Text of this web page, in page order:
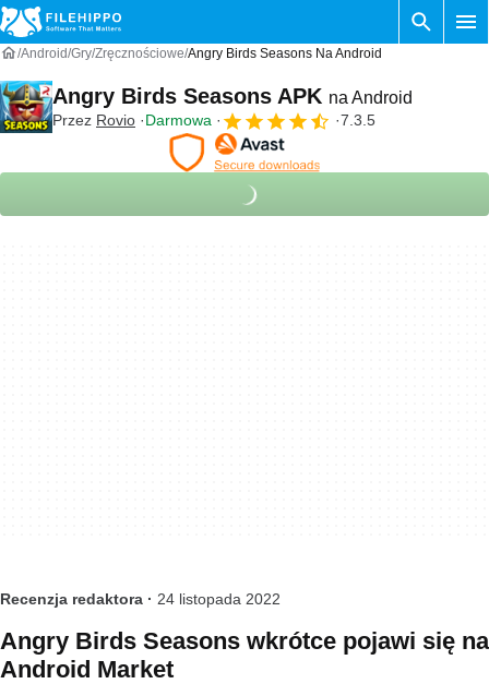
Android Gry Zręcznościowe Angry Birds Seasons Na Android
Angry Birds Seasons APK na Android
Przez Rovio Darmowa 7.3.5
Recenzja redaktora · 24 listopada 2022
Angry Birds Seasons wkrótce pojawi się na
Android Market